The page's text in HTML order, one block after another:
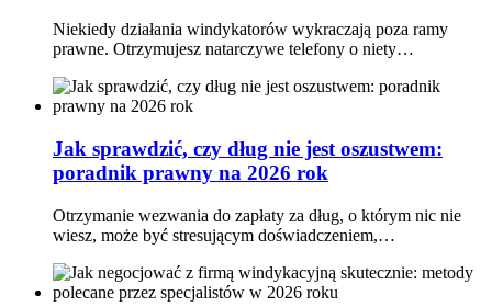
Niekiedy działania windykatorów wykraczają poza ramy
prawne. Otrzymujesz natarczywe telefony o niety…
Jak sprawdzić, czy dług nie jest oszustwem:
poradnik prawny na 2026 rok
Otrzymanie wezwania do zapłaty za dług, o którym nic nie
wiesz, może być stresującym doświadczeniem,…